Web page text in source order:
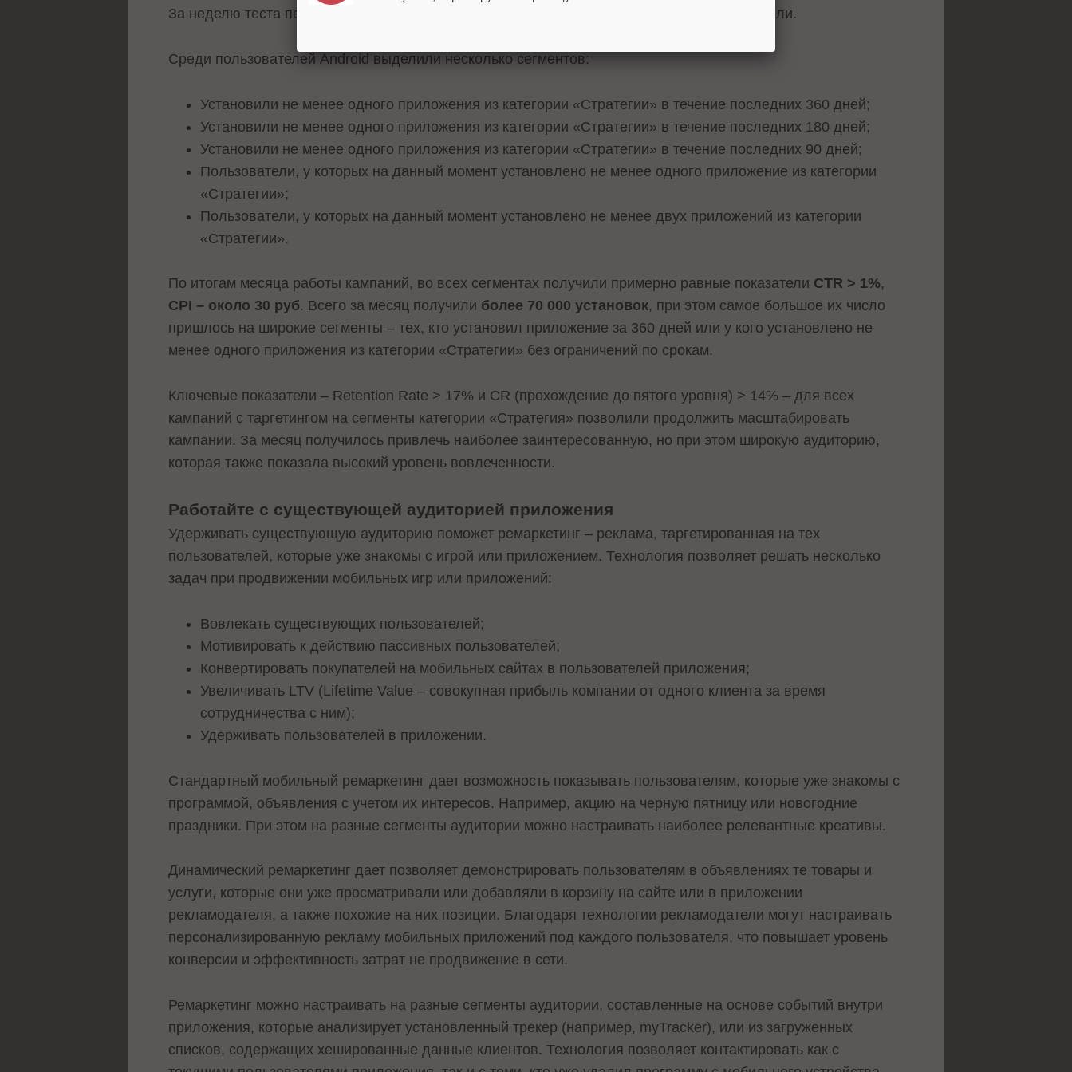
За неделю теста первый таргетинг показал слабые результаты, в связи с чем его отключили.
Среди пользователей Android выделили несколько сегментов:
Установили не менее одного приложения из категории «Стратегии» в течение последних 360 дней;
Установили не менее одного приложения из категории «Стратегии» в течение последних 180 дней;
Установили не менее одного приложения из категории «Стратегии» в течение последних 90 дней;
Пользователи, у которых на данный момент установлено не менее одного приложение из категории
«Стратегии»;
Пользователи, у которых на данный момент установлено не менее двух приложений из категории
«Стратегии».
По итогам месяца работы кампаний, во всех сегментах получили примерно равные показатели CTR > 1%,
CPI – около 30 руб. Всего за месяц получили более 70 000 установок, при этом самое большое их число
пришлось на широкие сегменты – тех, кто установил приложение за 360 дней или у кого установлено не
менее одного приложения из категории «Стратегии» без ограничений по срокам.
Ключевые показатели – Retention Rate > 17% и CR (прохождение до пятого уровня) > 14% – для всех
кампаний с таргетингом на сегменты категории «Стратегия» позволили продолжить масштабировать
кампании. За месяц получилось привлечь наиболее заинтересованную, но при этом широкую аудиторию,
которая также показала высокий уровень вовлеченности.
Работайте с существующей аудиторией приложения
Удерживать существующую аудиторию поможет ремаркетинг – реклама, таргетированная на тех
пользователей, которые уже знакомы с игрой или приложением. Технология позволяет решать несколько
задач при продвижении мобильных игр или приложений:
Вовлекать существующих пользователей;
Мотивировать к действию пассивных пользователей;
Конвертировать покупателей на мобильных сайтах в пользователей приложения;
Увеличивать LTV (Lifetime Value – совокупная прибыль компании от одного клиента за время
сотрудничества с ним);
Удерживать пользователей в приложении.
Стандартный мобильный ремаркетинг дает возможность показывать пользователям, которые уже знакомы с
программой, объявления с учетом их интересов. Например, акцию на черную пятницу или новогодние
праздники. При этом на разные сегменты аудитории можно настраивать наиболее релевантные креативы.
Динамический ремаркетинг дает позволяет демонстрировать пользователям в объявлениях те товары и
услуги, которые они уже просматривали или добавляли в корзину на сайте или в приложении
рекламодателя, а также похожие на них позиции. Благодаря технологии рекламодатели могут настраивать
персонализированную рекламу мобильных приложений под каждого пользователя, что повышает уровень
конверсии и эффективность затрат не продвижение в сети.
Ремаркетинг можно настраивать на разные сегменты аудитории, составленные на основе событий внутри
приложения, которые анализирует установленный трекер (например, myTracker), или из загруженных
списков, содержащих хешированные данные клиентов. Технология позволяет контактировать как с